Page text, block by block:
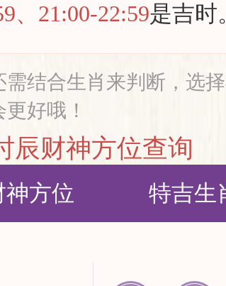
、21:00-22:59是吉时
结合生肖来判断，选
好哦！
辰财神方位查询
神方位 特吉生